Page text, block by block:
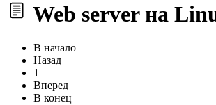
Web server на
В начало
Назад
1
Вперед
В конец